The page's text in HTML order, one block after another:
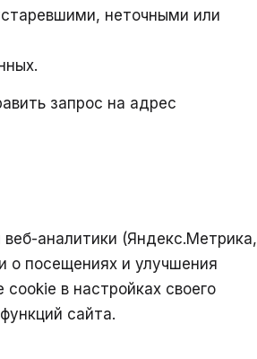
неточными или
запрос на адрес
аналитики (Яндекс.Метрика,
о посещениях и улучшения
в настройках своего
сайта.